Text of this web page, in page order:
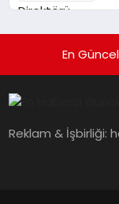
En
Reklam & İşbirliği: